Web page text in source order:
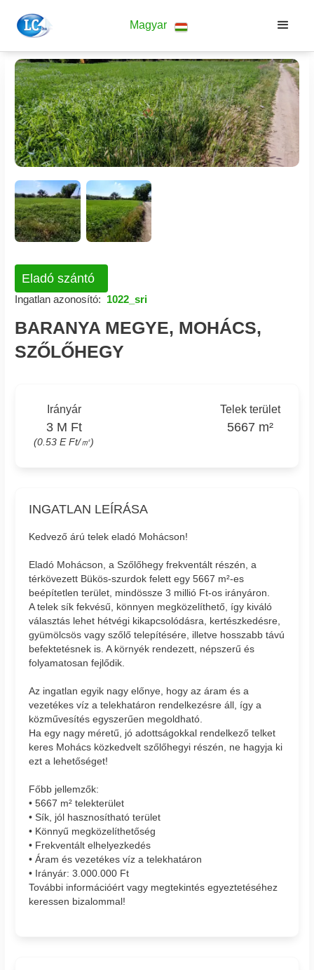
Magyar
Eladó szántó
Ingatlan azonosító: 1022_sri
BARANYA MEGYE, MOHÁCS,
SZŐLŐHEGY
Irányár
3 M Ft
(0.53 E Ft/㎡)
Telek terület
5667 m²
INGATLAN LEÍRÁSA
Kedvező árú telek eladó Mohácson!
Eladó Mohácson, a Szőlőhegy frekventált részén, a
térkövezett Bükös-szurdok felett egy 5667 m²-es
beépítetlen terület, mindössze 3 millió Ft-os irányáron.
A telek sík fekvésű, könnyen megközelíthető, így kiváló
választás lehet hétvégi kikapcsolódásra, kertészkedésre,
gyümölcsös vagy szőlő telepítésére, illetve hosszabb távú
befektetésnek is. A környék rendezett, népszerű és
folyamatosan fejlődik.
Az ingatlan egyik nagy előnye, hogy az áram és a
vezetékes víz a telekhatáron rendelkezésre áll, így a
közművesítés egyszerűen megoldható.
Ha egy nagy méretű, jó adottságokkal rendelkező telket
keres Mohács közkedvelt szőlőhegyi részén, ne hagyja ki
ezt a lehetőséget!
Főbb jellemzők:
• 5667 m² telekterület
• Sík, jól hasznosítható terület
• Könnyű megközelíthetőség
• Frekventált elhelyezkedés
• Áram és vezetékes víz a telekhatáron
• Irányár: 3.000.000 Ft
További információért vagy megtekintés egyeztetéséhez
keressen bizalommal!